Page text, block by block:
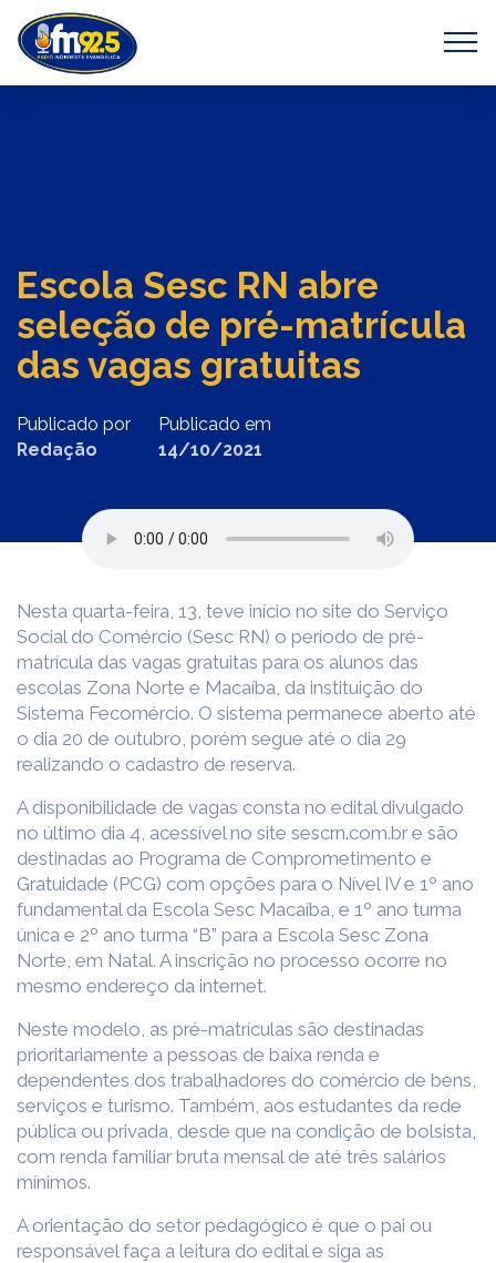
Previous Next
Escola Sesc RN abre
seleção de pré-matrícula
das vagas gratuitas
Publicado por
Redação
Publicado em
14/10/2021
Nesta quarta-feira, 13, teve início no site do Serviço
Social do Comércio (Sesc RN) o período de pré-
matrícula das vagas gratuitas para os alunos das
escolas Zona Norte e Macaíba, da instituição do
Sistema Fecomércio. O sistema permanece aberto até
o dia 20 de outubro, porém segue até o dia 29
realizando o cadastro de reserva.
A disponibilidade de vagas consta no edital divulgado
no último dia 4, acessível no site sescrn.com.br e são
destinadas ao Programa de Comprometimento e
Gratuidade (PCG) com opções para o Nível IV e 1º ano
fundamental da Escola Sesc Macaíba, e 1º ano turma
única e 2º ano turma “B” para a Escola Sesc Zona
Norte, em Natal. A inscrição no processo ocorre no
mesmo endereço da internet.
Neste modelo, as pré-matrículas são destinadas
prioritariamente a pessoas de baixa renda e
dependentes dos trabalhadores do comércio de bens,
serviços e turismo. Também, aos estudantes da rede
pública ou privada, desde que na condição de bolsista,
com renda familiar bruta mensal de até três salários
mínimos.
A orientação do setor pedagógico é que o pai ou
responsável faça a leitura do edital e siga as